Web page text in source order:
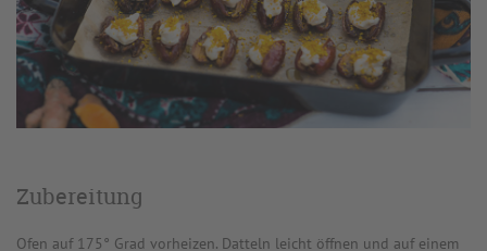
Zubereitung
Ofen auf 175° Grad vorheizen. Datteln leicht öffnen und auf einem